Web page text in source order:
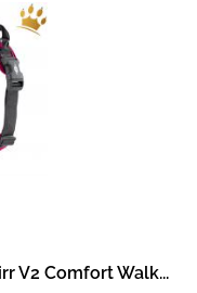
V2 Comfort Walk...